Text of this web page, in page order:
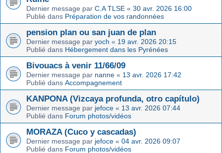
Dernier message par C.A TLSE « 30 avr. 2026 16:00
Publié dans Préparation de vos randonnées
pension plan ou san juan de plan
Dernier message par yoch « 19 avr. 2026 20:15
Publié dans Hébergement dans les Pyrénées
Bivouacs à venir 11/66/09
Dernier message par nanne « 13 avr. 2026 17:42
Publié dans Accompagnement
KANPONA (Vizcaya profunda, otro capítulo)
Dernier message par jefoce « 13 avr. 2026 07:44
Publié dans Forum photos/vidéos
MORAZA (Cuco y cascadas)
Dernier message par jefoce « 04 avr. 2026 09:07
Publié dans Forum photos/vidéos